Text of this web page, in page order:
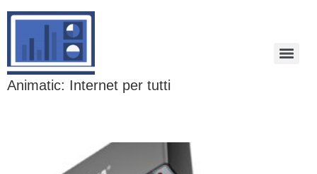
Animatic: Internet per tutti